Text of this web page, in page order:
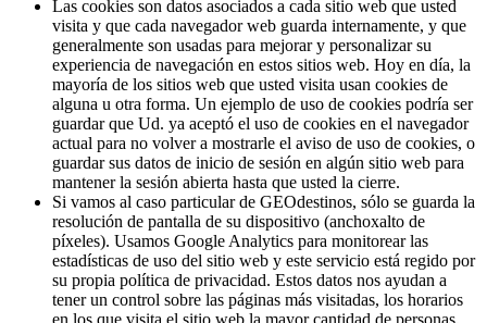
Las cookies son datos asociados a cada sitio web que usted
visita y que cada navegador web guarda internamente, y que
generalmente son usadas para mejorar y personalizar su
experiencia de navegación en estos sitios web. Hoy en día, la
mayoría de los sitios web que usted visita usan cookies de
alguna u otra forma. Un ejemplo de uso de cookies podría ser
guardar que Ud. ya aceptó el uso de cookies en el navegador
actual para no volver a mostrarle el aviso de uso de cookies, o
guardar sus datos de inicio de sesión en algún sitio web para
mantener la sesión abierta hasta que usted la cierre.
Si vamos al caso particular de GEOdestinos, sólo se guarda la
resolución de pantalla de su dispositivo (anchoxalto de
píxeles). Usamos Google Analytics para monitorear las
estadísticas de uso del sitio web y este servicio está regido por
su propia política de privacidad. Estos datos nos ayudan a
tener un control sobre las páginas más visitadas, los horarios
en los que visita el sitio web la mayor cantidad de personas,